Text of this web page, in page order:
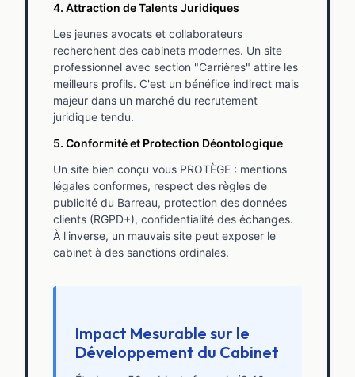
4. Attraction de Talents Juridiques
Les jeunes avocats et collaborateurs
recherchent des cabinets modernes. Un site
professionnel avec section "Carrières" attire les
meilleurs profils. C'est un bénéfice indirect mais
majeur dans un marché du recrutement
juridique tendu.
5. Conformité et Protection Déontologique
Un site bien conçu vous PROTÈGE : mentions
légales conformes, respect des règles de
publicité du Barreau, protection des données
clients (RGPD+), confidentialité des échanges.
À l'inverse, un mauvais site peut exposer le
cabinet à des sanctions ordinales.
Impact Mesurable sur le
Développement du Cabinet